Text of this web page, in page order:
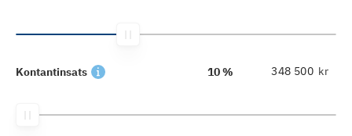
Kontantinsats 10 % kr